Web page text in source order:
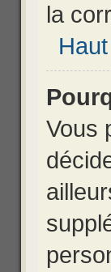
la
Haut
Vous